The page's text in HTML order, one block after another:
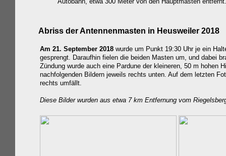
Abriss der Antennenmasten in Heusweiler 2018
Am 21. September 2018 wurdeum Punkt 19:30 Uhr je ein
gesprengt. Daraufhin fielen die beiden Masten um, und dabei
Zündung wurde auch eine Pardune der kleineren, 50 m hohen
nachfolgenden Bildern jeweils rechts unten. Auf dem letzten
rechts umfällt.
Diese Bilder wurden aus etwa 7 km Entfernung vom